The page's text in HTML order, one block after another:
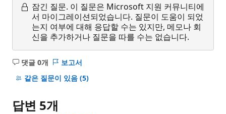
잠긴 질문. 이 질문은 Microsoft 지원 커뮤니티에
서 마이그레이션되었습니다. 질문이 도움이 되었
는지 여부에 대해 응답할 수는 있지만, 메모나 회
신을 추가하거나 질문을 따를 수는 없습니다.
댓글 0개
설
명
음
보고서
같은 질문이 있음 (5)
답변 5개